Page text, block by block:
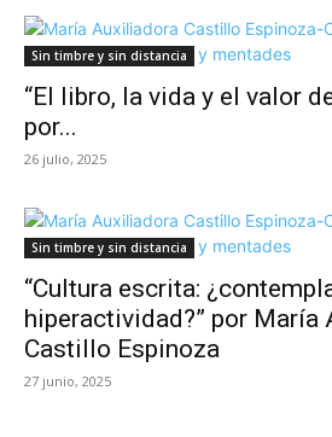
Sin timbre y sin distancia
“El libro, la vida y el valor
por...
26 julio, 2025
Sin timbre y sin distancia
“Cultura escrita:
hiperactividad?” por María
Castillo Espinoza
27 junio, 2025